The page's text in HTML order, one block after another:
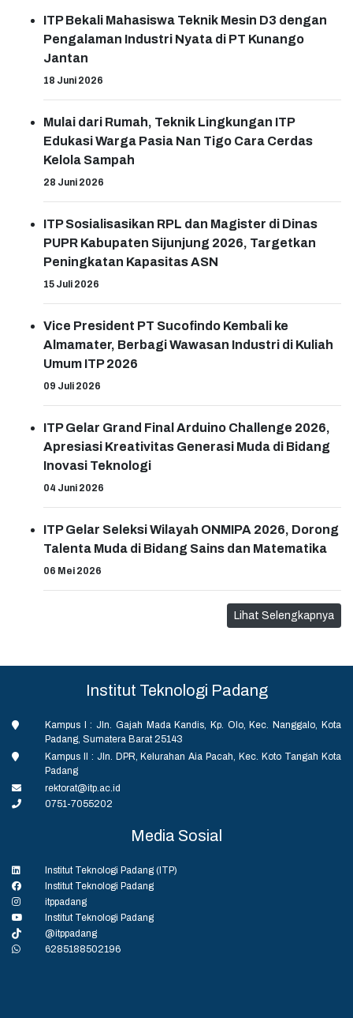
ITP Bekali Mahasiswa Teknik Mesin D3 dengan
Pengalaman Industri Nyata di PT Kunango
Jantan
18 Juni 2026
Mulai dari Rumah, Teknik Lingkungan ITP
Edukasi Warga Pasia Nan Tigo Cara Cerdas
Kelola Sampah
28 Juni 2026
ITP Sosialisasikan RPL dan Magister di Dinas
PUPR Kabupaten Sijunjung 2026, Targetkan
Peningkatan Kapasitas ASN
15 Juli 2026
Vice President PT Sucofindo Kembali ke
Almamater, Berbagi Wawasan Industri di Kuliah
Umum ITP 2026
09 Juli 2026
ITP Gelar Grand Final Arduino Challenge 2026,
Apresiasi Kreativitas Generasi Muda di Bidang
Inovasi Teknologi
04 Juni 2026
ITP Gelar Seleksi Wilayah ONMIPA 2026, Dorong
Talenta Muda di Bidang Sains dan Matematika
06 Mei 2026
Lihat Selengkapnya
Institut Teknologi Padang
Kampus I : Jln. Gajah Mada Kandis, Kp. Olo, Kec. Nanggalo, Kota
Padang, Sumatera Barat 25143
Kampus II : Jln. DPR, Kelurahan Aia Pacah, Kec. Koto Tangah Kota
Padang
rektorat@itp.ac.id
0751-7055202
Media Sosial
Institut Teknologi Padang (ITP)
Institut Teknologi Padang
itppadang
Institut Teknologi Padang
@itppadang
6285188502196